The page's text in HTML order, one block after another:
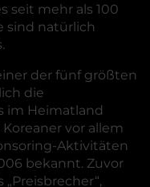
seit mehr als 100
sind natürlich
der fünf größten
die
im Heimatland
vor allem
Aktivitäten
bekannt. Zuvor